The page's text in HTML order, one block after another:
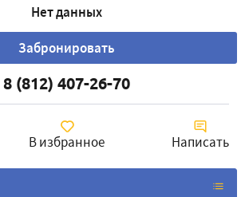
Нет данных
Забронировать
8 (812) 407-26-70
В избранное Написать